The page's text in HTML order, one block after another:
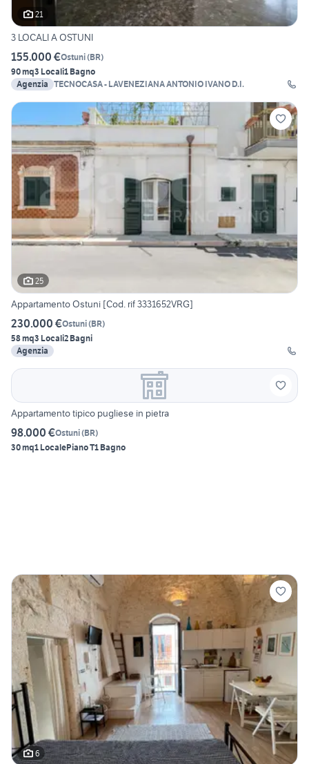
21
3 LOCALI A OSTUNI
155.000 €Ostuni(BR)
90 mq3 Locali1 Bagno
Agenzia TECNOCASA - LAVENEZIANA ANTONIO IVANO D.I.
25
Appartamento Ostuni [Cod. rif 3331652VRG]
230.000 €Ostuni(BR)
58 mq3 Locali2 Bagni
Agenzia
Appartamento tipico pugliese in pietra
98.000 €Ostuni(BR)
30 mq1 LocalePiano T1 Bagno
6